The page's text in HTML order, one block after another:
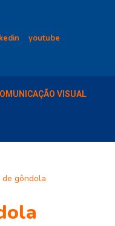
youtube
VISUAL
gôndola